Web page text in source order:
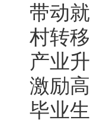
带动
村转
产业
激励
毕业